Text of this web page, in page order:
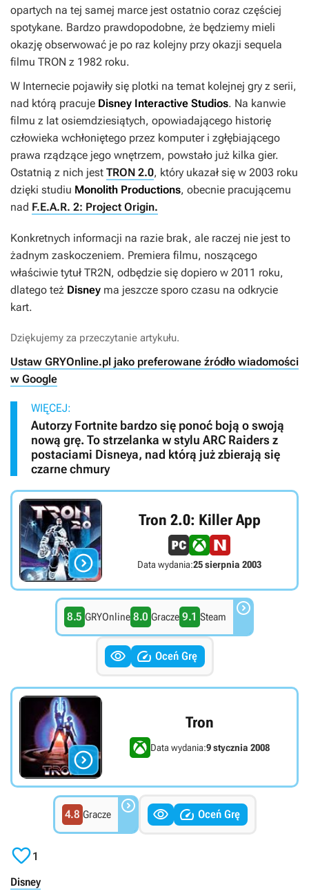
opartych na tej samej marce jest ostatnio coraz częściej
spotykane. Bardzo prawdopodobne, że będziemy mieli
okazję obserwować je po raz kolejny przy okazji sequela
filmu TRON z 1982 roku.
W Internecie pojawiły się plotki na temat kolejnej gry z serii,
nad którą pracuje Disney Interactive Studios. Na kanwie
filmu z lat osiemdziesiątych, opowiadającego historię
człowieka wchłoniętego przez komputer i zgłębiającego
prawa rządzące jego wnętrzem, powstało już kilka gier.
Ostatnią z nich jest TRON 2.0, który ukazał się w 2003 roku
dzięki studiu Monolith Productions, obecnie pracującemu
nad F.E.A.R. 2: Project Origin.
Konkretnych informacji na razie brak, ale raczej nie jest to
żadnym zaskoczeniem. Premiera filmu, noszącego
właściwie tytuł TR2N, odbędzie się dopiero w 2011 roku,
dlatego też Disney ma jeszcze sporo czasu na odkrycie
kart.
Dziękujemy za przeczytanie artykułu.
Ustaw GRYOnline.pl jako preferowane źródło wiadomości
w Google
WIĘCEJ:
Autorzy Fortnite bardzo się ponoć boją o swoją
nową grę. To strzelanka w stylu ARC Raiders z
postaciami Disneya, nad którą już zbierają się
czarne chmury

Tron 2.0: Killer App
Data wydania:25 sierpnia 2003
8.5 GRYOnline 8.0 Gracze 9.1 Steam 
  Oceń Grę

Tron
Data wydania:9 stycznia 2008
4.8 Gracze    Oceń Grę
1
Disney